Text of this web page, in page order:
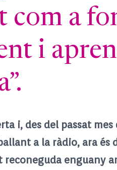
com a
i
i, des del passat
a la ràdio, ara
reconeguda enguany